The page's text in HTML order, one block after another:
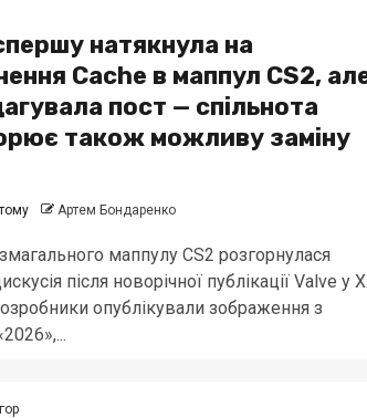
натякнула на
Cache в маппул CS2,
пост — спільнота
також можливу заміну
Артем Бондаренко
маппулу CS2 розгорнулася
після новорічної публікації Valve у X.
опублікували зображення з